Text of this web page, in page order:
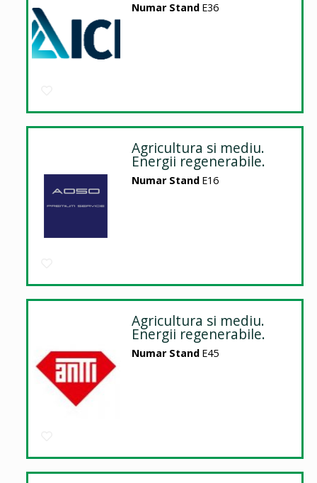
Numar Stand E36
Agricultura si mediu.
Energii regenerabile.
Numar Stand E16
Agricultura si mediu.
Energii regenerabile.
Numar Stand E45